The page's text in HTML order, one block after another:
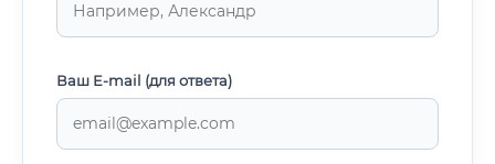
Ваш E-mail (для ответа)